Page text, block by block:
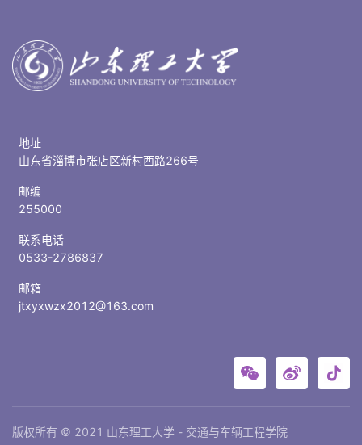
地址
山东省淄博市张店区新村西路266号
邮编
255000
联系电话
0533-2786837
邮箱
jtxyxwzx2012@163.com
版权所有 © 2021 山东理工大学 - 交通与车辆工程学院